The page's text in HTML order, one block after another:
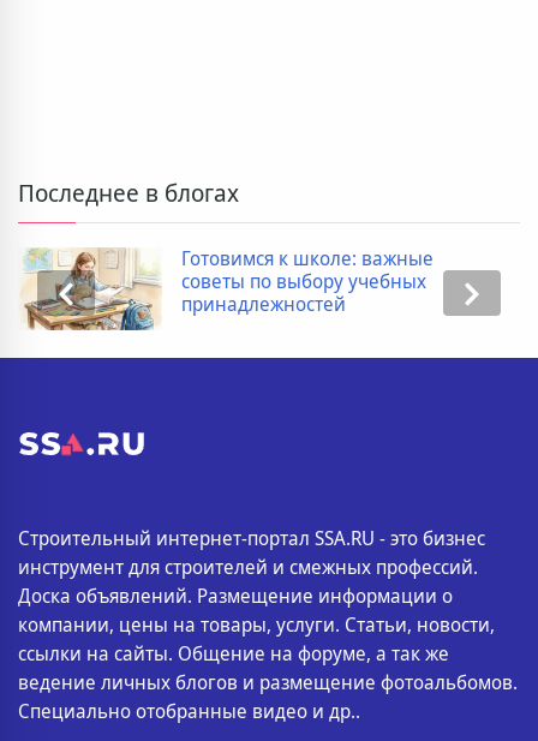
Последнее в блогах
Дополнительные расходы при
покупке новостройки: полный
список
Строительный интернет-портал SSA.RU - это бизнес
инструмент для строителей и смежных профессий.
Доска объявлений. Размещение информации о
компании, цены на товары, услуги. Статьи, новости,
ссылки на сайты. Общение на форуме, а так же
ведение личных блогов и размещение фотоальбомов.
Специально отобранные видео и др..